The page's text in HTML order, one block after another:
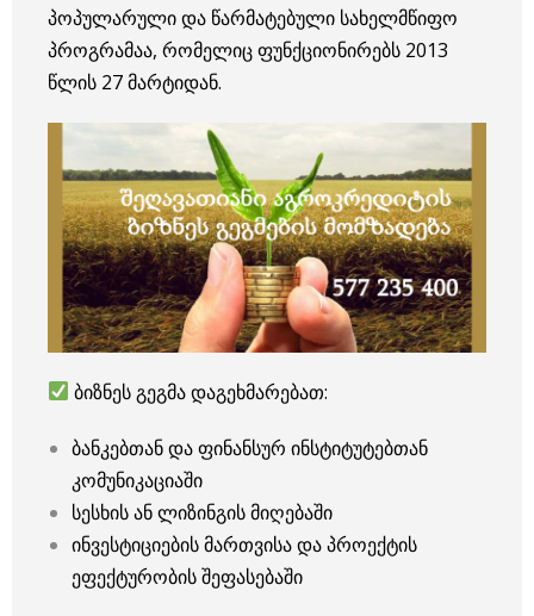
პოპულარული და წარმატებული სახელმწიფო
პროგრამაა, რომელიც ფუნქციონირებს 2013
წლის 27 მარტიდან.
ბიზნეს გეგმა დაგეხმარებათ:
ბანკებთან და ფინანსურ ინსტიტუტებთან
კომუნიკაციაში
სესხის ან ლიზინგის მიღებაში
ინვესტიციების მართვისა და პროექტის
ეფექტურობის შეფასებაში